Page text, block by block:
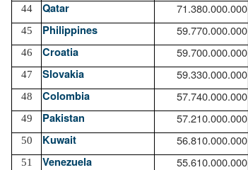
44 Qatar 71.380.000.000
45 Philippines 59.770.000.000
46 Croatia 59.700.000.000
47 Slovakia 59.330.000.000
48 Colombia 57.740.000.000
49 Pakistan 57.210.000.000
50 Kuwait 56.810.000.000
51 Venezuela 55.610.000.000